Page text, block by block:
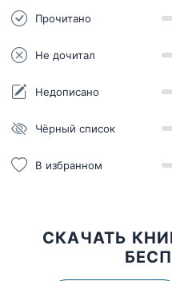
Прочитано
Не дочитал
Недописано
Чёрный список
В избранном
СКАЧАТЬ